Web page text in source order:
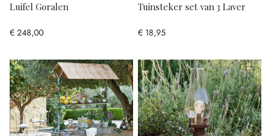
Luifel Goralen
€ 248,00
Tuinsteker set van 3 Laver
€ 18,95